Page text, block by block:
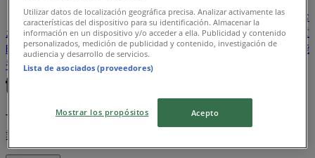
八丈町
田舎館村 小竹町 大島町 坂祝町 安平町
お
おい町
大玉村 今帰仁村 湧別町 伊方町 中井町
九重
町
添田町 越生町 湯浅町 山元町 鳩山町 美咲町
能
登町
白浜町 福智町
Tiendeoは世界中でのローカルショッピングを改革するIT企
業Shopfullyの一社です。
Utilizar datos de localización geográfica precisa. Analizar activamente las
características del dispositivo para su identificación. Almacenar la
información en un dispositivo y/o acceder a ella. Publicidad y contenido
personalizados, medición de publicidad y contenido, investigación de
audiencia y desarrollo de servicios.
Lista de asociados (proveedores)
Mostrar los propósitos Acepto